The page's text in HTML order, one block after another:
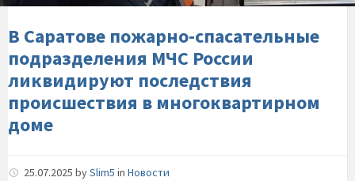
России-
ликвидируют-
происшествия-
в-
многоквартирном-
В Саратове пожарно-спасательные
подразделения МЧС России
ликвидируют последствия
происшествия в многоквартирном
доме
25.07.2025 bySlim5 in Новости